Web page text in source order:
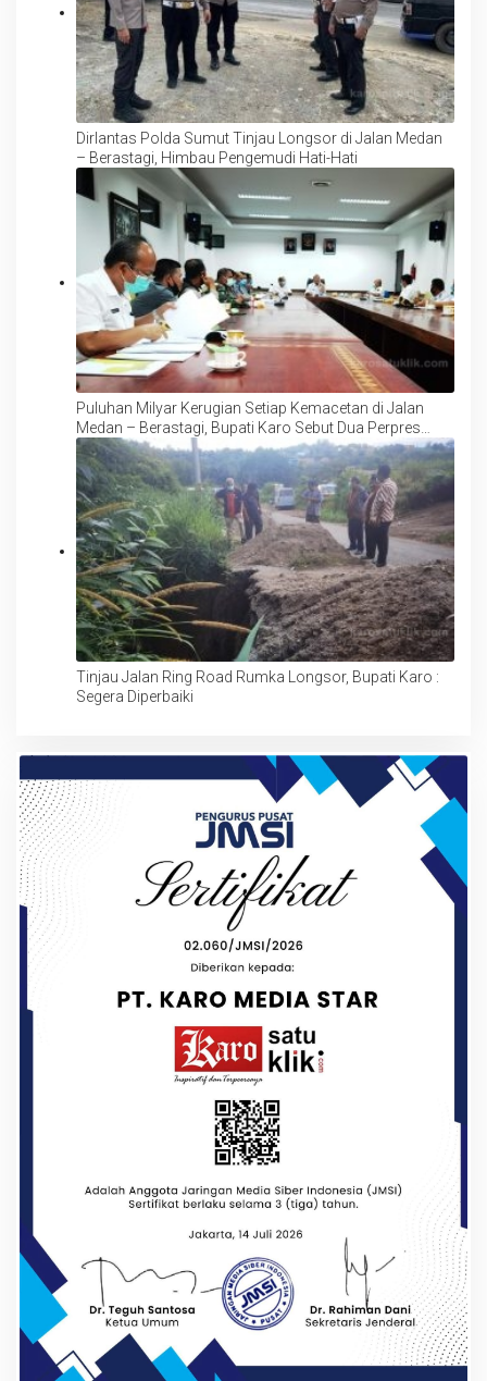
Dirlantas Polda Sumut Tinjau Longsor di Jalan Medan
– Berastagi, Himbau Pengemudi Hati-Hati
Puluhan Milyar Kerugian Setiap Kemacetan di Jalan
Medan – Berastagi, Bupati Karo Sebut Dua Perpres
Mendukung Tol/Jalan Layang
Tinjau Jalan Ring Road Rumka Longsor, Bupati Karo :
Segera Diperbaiki